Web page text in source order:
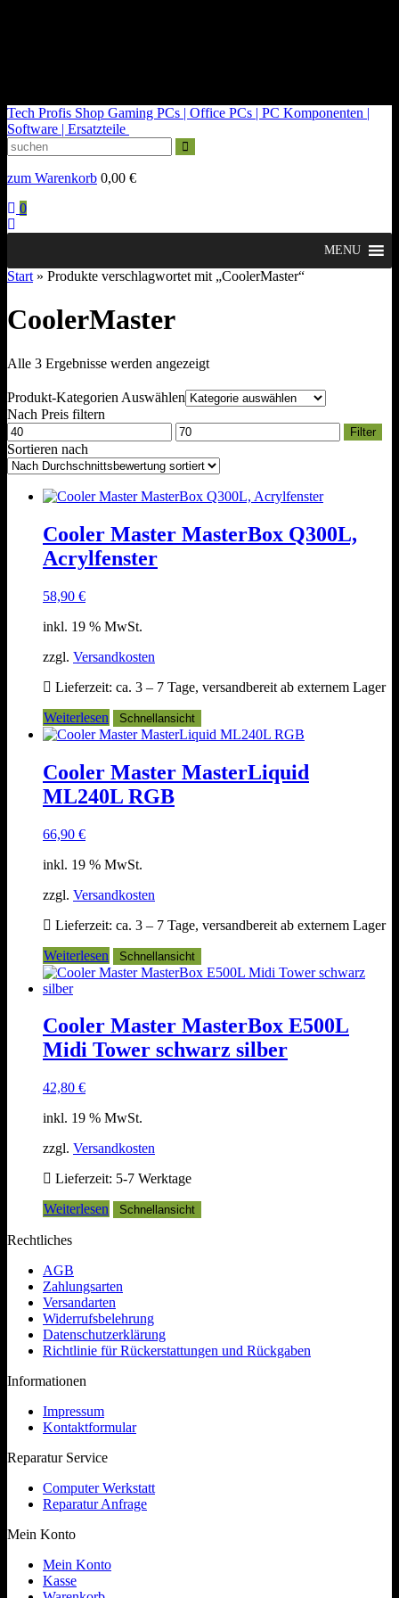
Tech Profis Shop Gaming PCs | Office PCs | PC Komponenten |
Software | Ersatzteile
zum Warenkorb 0,00 €
0
MENU
Start » Produkte verschlagwortet mit „CoolerMaster“
CoolerMaster
Alle 3 Ergebnisse werden angezeigtNach
sortiert
Produkt-Kategorien Auswählen
Nach Preis filtern
Min.
Preis
Max.
Preis
Filter
Sortieren nach
Cooler Master MasterBox Q300L,
Acrylfenster
58,90 €
inkl. 19 % MwSt.
zzgl. Versandkosten
Lieferzeit: ca. 3 – 7 Tage, versandbereit ab externem Lager
Weiterlesen
Schnellansicht
Cooler Master MasterLiquid
ML240L RGB
66,90 €
inkl. 19 % MwSt.
zzgl. Versandkosten
Lieferzeit: ca. 3 – 7 Tage, versandbereit ab externem Lager
Weiterlesen
Schnellansicht
Cooler Master MasterBox E500L
Midi Tower schwarz silber
42,80 €
inkl. 19 % MwSt.
zzgl. Versandkosten
Lieferzeit: 5-7 Werktage
Weiterlesen
Schnellansicht
Rechtliches
AGB
Zahlungsarten
Versandarten
Widerrufsbelehrung
Datenschutzerklärung
Richtlinie für Rückerstattungen und Rückgaben
Informationen
Impressum
Kontaktformular
Reparatur Service
Computer Werkstatt
Reparatur Anfrage
Mein Konto
Mein Konto
Kasse